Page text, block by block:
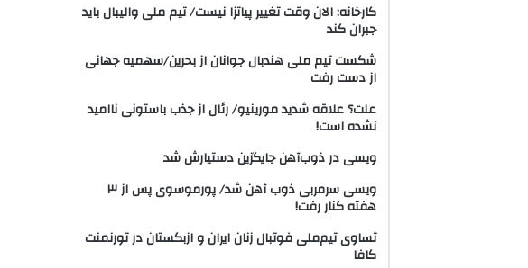
کارخانه: الان وقت تغییر پیاتزا نیست/ تیم ملی والیبال باید
جبران کند
شکست تیم ملی هندبال جوانان از بحرین/سهمیه جهانی
از دست رفت
علت؟ علاقه شدید مورینیو/ رئال از جذب باستونی ناامید
نشده است!
ویسی در ذوب‌آهن جایگزین دستیارش شد
ویسی سرمربی ذوب آهن شد/ پورموسوی پس از ۳
هفته کنار رفت!
تساوی تیم‌ملی فوتبال زنان ایران و ازبکستان در تورنمنت
کافا